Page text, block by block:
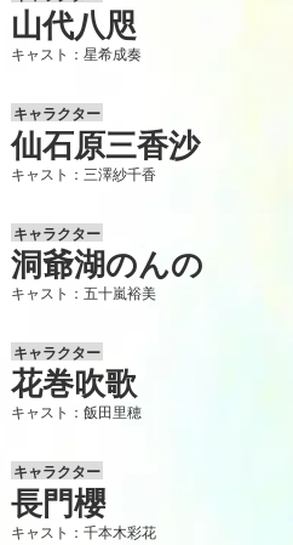
山代八咫
キャスト：星希成奏
キャラクター
仙石原三香沙
キャスト：三澤紗千香
キャラクター
洞爺湖のんの
キャスト：五十嵐裕美
キャラクター
花巻吹歌
キャスト：飯田里穂
キャラクター
長門櫻
キャスト：千本木彩花